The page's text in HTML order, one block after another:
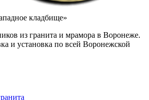
кладбище»
из гранита и мрамора в Воронеже.
и установка по всей Воронежской